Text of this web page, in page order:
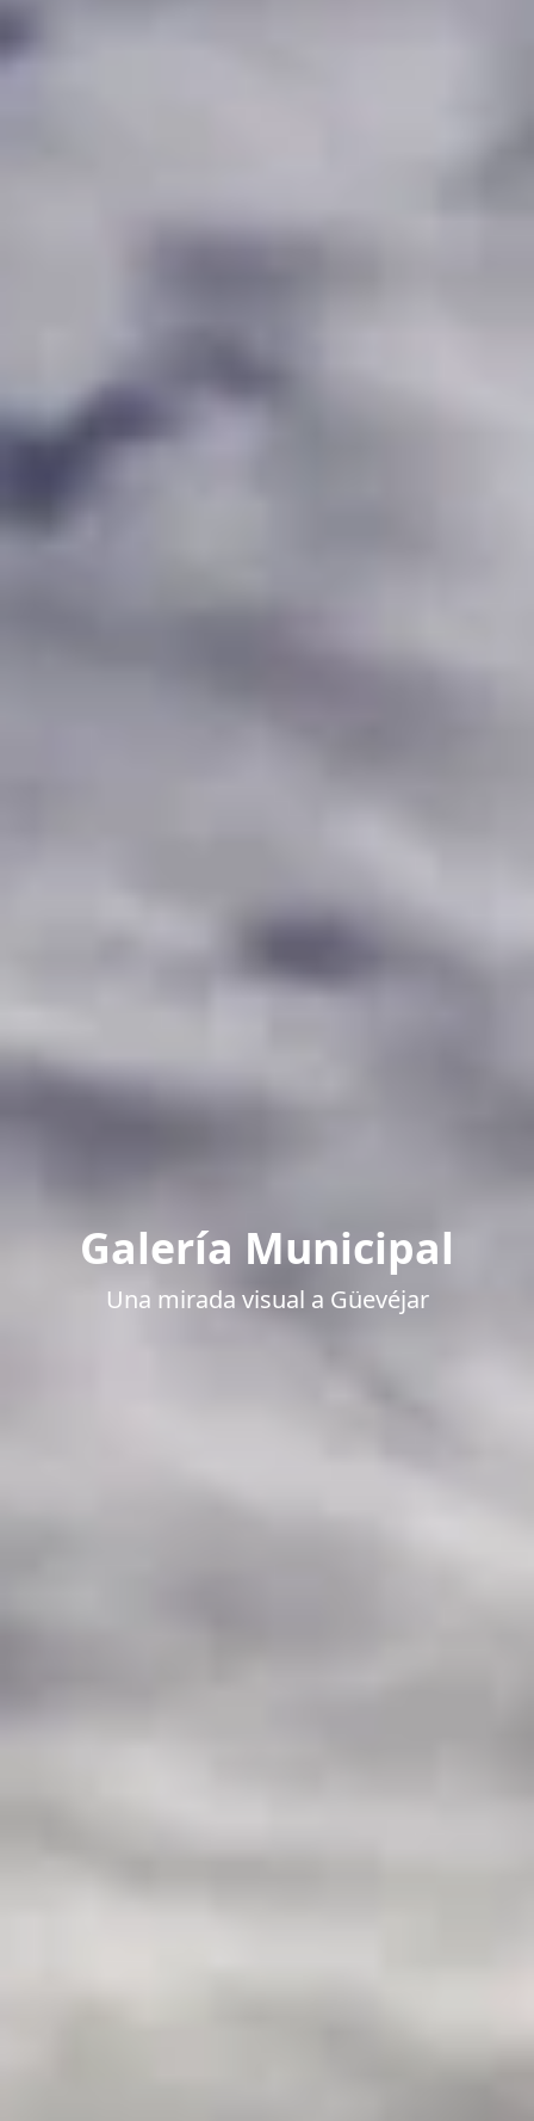
Galería Municipal
Una mirada visual a Güevéjar